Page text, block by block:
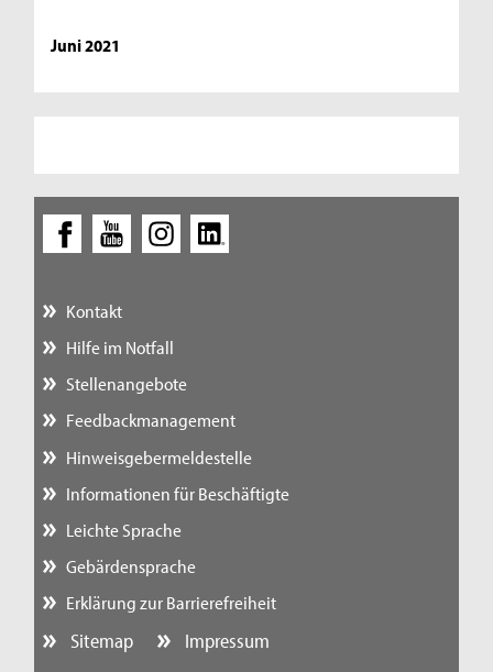
Juni 2021
Kontakt
Hilfe im Notfall
Stellenangebote
Feedbackmanagement
Hinweisgebermeldestelle
Informationen für Beschäftigte
Leichte Sprache
Gebärdensprache
Erklärung zur Barrierefreiheit
Sitemap
Impressum